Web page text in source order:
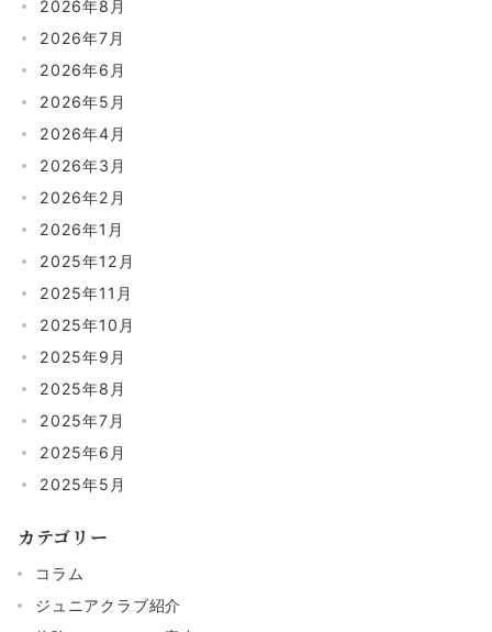
2026年8月
2026年7月
2026年6月
2026年5月
2026年4月
2026年3月
2026年2月
2026年1月
2025年12月
2025年11月
2025年10月
2025年9月
2025年8月
2025年7月
2025年6月
2025年5月
カテゴリー
コラム
ジュニアクラブ紹介